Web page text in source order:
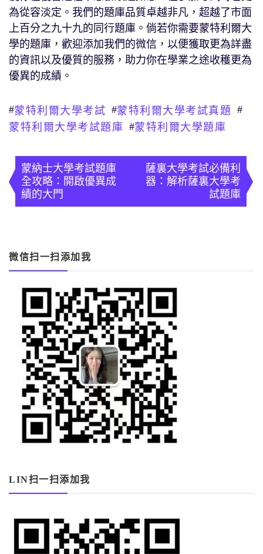
為從容淡定。我們的題庫品質卓越非凡，超越了市面
上百分之九十九的同行題庫。倘若你需要蒙特利爾大
學的題庫，歡迎添加我們的微信，以便獲取更為詳盡
的資訊以及優質的服務，助力你在學業之途收穫更為
優異的成績。
#蒙特利爾大學考試 #蒙特利爾大學考試真題 #
蒙特利爾大學考試題庫 #蒙特利爾大學題庫
章
導
覽
蒙納士大學考試題庫
全攻略：開啟優異成
績的大門
薩裏大學考試必備利
器：解析薩裏大學考
試題庫
微信扫一扫添加我
LIN扫一扫添加我